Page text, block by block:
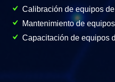
Calibración de equipos
Mantenimiento de
Capacitación de equipos